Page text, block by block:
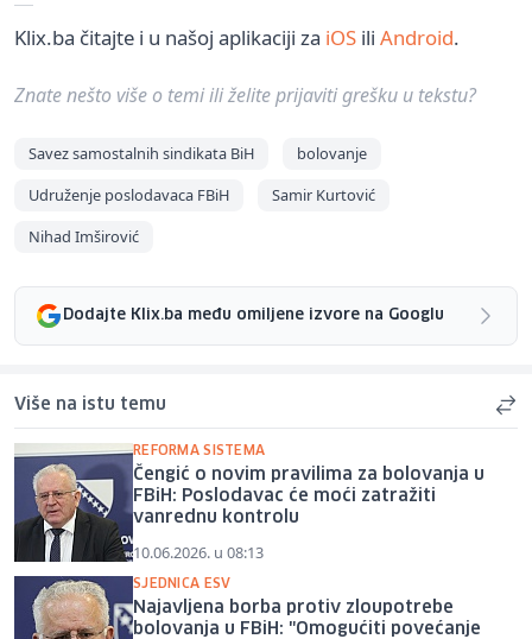
Klix.ba čitajte i u našoj aplikaciji za iOS ili Android.
Znate nešto više o temi ili želite prijaviti grešku u tekstu?
Savez samostalnih sindikata BiH
bolovanje
Udruženje poslodavaca FBiH
Samir Kurtović
Nihad Imširović
Dodajte Klix.ba među omiljene izvore na Googlu
Više na istu temu
REFORMA SISTEMA
Čengić o novim pravilima za bolovanja u
FBiH: Poslodavac će moći zatražiti
vanrednu kontrolu
10.06.2026. u 08:13
SJEDNICA ESV
Najavljena borba protiv zloupotrebe
bolovanja u FBiH: "Omogućiti povećanje